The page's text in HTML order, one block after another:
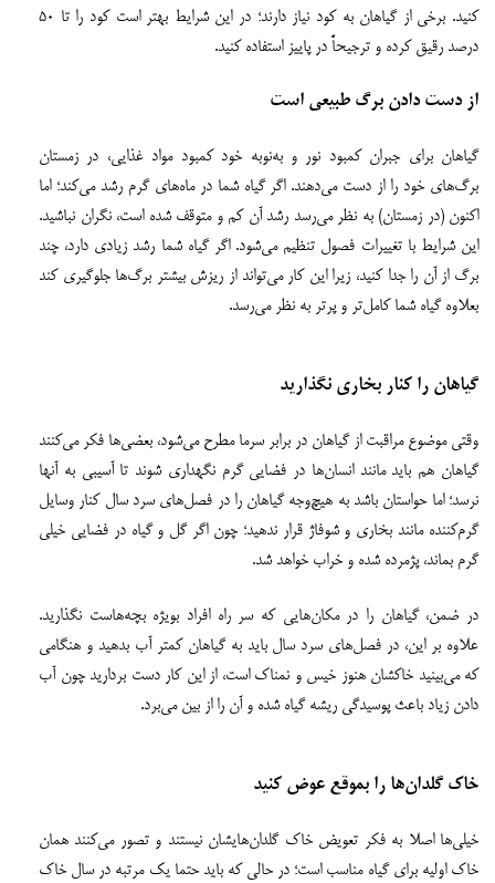
کنید. برخی از گیاهان به کود نیاز دارند؛ در این شرایط بهتر است کود را تا ۵۰
درصد رقیق کرده و ترجیحاً در پاییز استفاده کنید.
از دست دادن برگ طبیعی است
گیاهان برای جبران کمبود نور و به‌نوبه خود کمبود مواد غذایی، در زمستان
برگ‌های خود را از دست می‌دهند. اگر گیاه شما در ماه‌های گرم رشد می‌کند؛ اما
اکنون (در زمستان) به نظر می‌رسد رشد آن کم و متوقف شده است، نگران نباشید.
این شرایط با تغییرات فصول تنظیم می‌شود. اگر گیاه شما رشد زیادی دارد، چند
برگ از آن را جدا کنید، زیرا این کار می‌تواند از ریزش بیشتر برگ‌ها جلوگیری کند
بعلاوه گیاه شما کامل‌تر و پرتر به نظر می‌رسد.
گیاهان را کنار بخاری نگذارید
وقتی موضوع مراقبت از گیاهان در برابر سرما مطرح می‌شود، بعضی‌ها فکر می‌کنند
گیاهان هم باید مانند انسان‌ها در فضایی گرم نگهداری شوند تا آسیبی به آنها
نرسد؛ اما حواستان باشد به هیچ‌وجه گیاهان را در فصل‌های سرد سال کنار وسایل
گرم‌کننده مانند بخاری و شوفاژ قرار ندهید؛ چون اگر گل و گیاه در فضایی خیلی
گرم بماند، پژمرده شده و خراب خواهد شد.
در ضمن، گیاهان را در مکان‌هایی که سر راه افراد بویژه بچه‌هاست نگذارید.
علاوه بر این، در فصل‌های سرد سال باید به گیاهان کمتر آب بدهید و هنگامی
که می‌بینید خاکشان هنوز خیس و نمناک است، از این کار دست بردارید چون آب
دادن زیاد باعث پوسیدگی ریشه گیاه شده و آن را از بین می‌برد.
خاک گلدان‌ها را بموقع عوض کنید
خیلی‌ها اصلا به فکر تعویض خاک گلدان‌هایشان نیستند و تصور می‌کنند همان
خاک اولیه برای گیاه مناسب است؛ در حالی که باید حتما یک مرتبه در سال خاک